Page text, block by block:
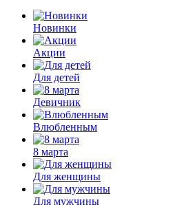
Новинки
Акции
Для детей
Девичник
Влюбленным
8 марта
Для женщины
Для мужчины